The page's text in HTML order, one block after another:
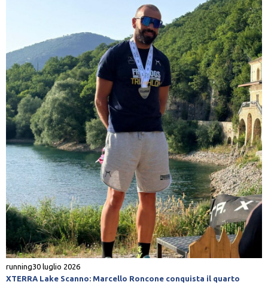
running30 luglio 2026
XTERRA Lake Scanno: Marcello Roncone conquista il quarto